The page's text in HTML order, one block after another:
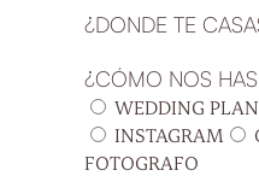
¿DONDE TE
¿CÓMO NOS
WEDDING
INSTAGRAM
FOTOGRAFO